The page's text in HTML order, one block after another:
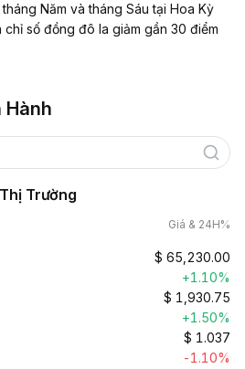
Năm và tháng Sáu tại Hoa Kỳ
số đồng đô la giảm gần 30 điểm
Hành
Trường
Giá & 24H%
$ 65,230.00
+1.10%
$ 1,930.75
+1.50%
$ 1.037
-1.10%